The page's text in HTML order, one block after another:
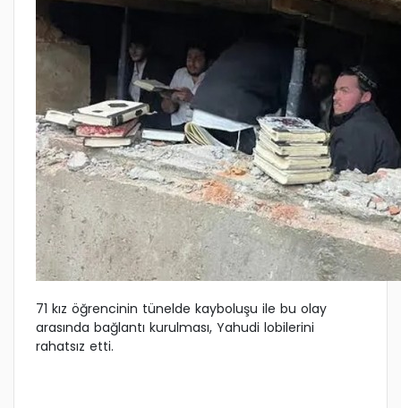
71 kız öğrencinin tünelde kayboluşu ile bu olay
arasında bağlantı kurulması, Yahudi lobilerini
rahatsız etti.